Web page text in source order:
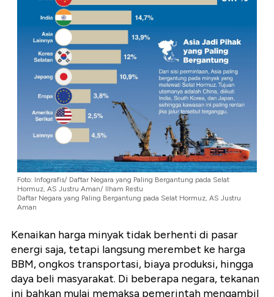
Foto: Infografis/ Daftar Negara yang Paling Bergantung pada Selat
Hormuz, AS Justru Aman/ Ilham Restu
Daftar Negara yang Paling Bergantung pada Selat Hormuz, AS Justru
Aman
Kenaikan harga minyak tidak berhenti di pasar
energi saja, tetapi langsung merembet ke harga
BBM, ongkos transportasi, biaya produksi, hingga
daya beli masyarakat. Di beberapa negara, tekanan
ini bahkan mulai memaksa pemerintah mengambil